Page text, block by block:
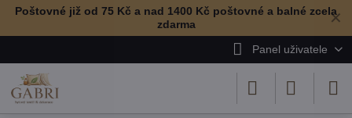
✕
Poštovné již od 75 Kč a nad 1400 Kč poštovné a balné zcela
zdarma
Panel uživatele